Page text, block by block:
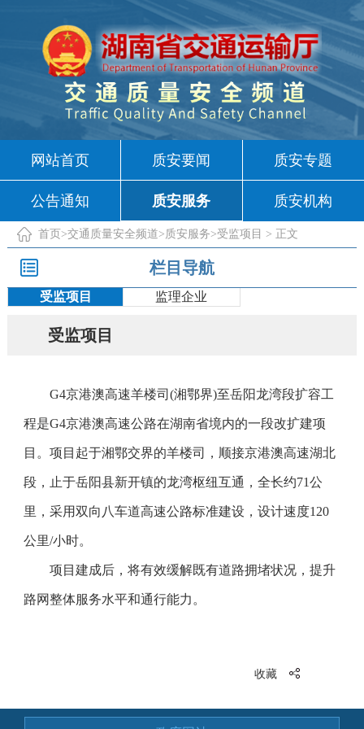
网站首页 质安要闻 质安专题
公告通知 质安服务 质安机构
首页 >交通质量安全频道> 质安服务>受监项目 > 正文
栏目导航
受监项目 监理企业
受监项目
G4京港澳高速羊楼司(湘鄂界)至岳阳龙湾段扩容工
程是G4京港澳高速公路在湖南省境内的一段改扩建项
目。项目起于湘鄂交界的羊楼司，顺接京港澳高速湖北
段，止于岳阳县新开镇的龙湾枢纽互通，全长约71公
里，采用双向八车道高速公路标准建设，设计速度120
公里/小时。
项目建成后，将有效缓解既有道路拥堵状况，提升
路网整体服务水平和通行能力。
收藏